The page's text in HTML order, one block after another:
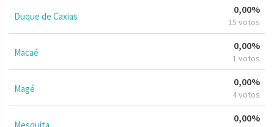
Duque de Caxias
0,00%
15 votos
Macaé
0,00%
1 votos
Magé
0,00%
4 votos
0,00%